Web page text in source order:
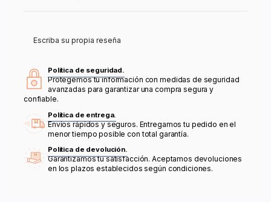
Escriba su propia reseña
Política de seguridad.
Protegemos tu información con medidas de seguridad
avanzadas para garantizar una compra segura y
confiable.
Política de entrega.
Envíos rápidos y seguros. Entregamos tu pedido en el
menor tiempo posible con total garantía.
Política de devolución.
Garantizamos tu satisfacción. Aceptamos devoluciones
en los plazos establecidos según condiciones.